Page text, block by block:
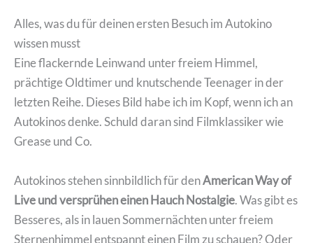
Alles, was du für deinen ersten Besuch im Autokino
wissen musst
Eine flackernde Leinwand unter freiem Himmel,
prächtige Oldtimer und knutschende Teenager in der
letzten Reihe. Dieses Bild habe ich im Kopf, wenn ich an
Autokinos denke. Schuld daran sind Filmklassiker wie
Grease und Co.
Autokinos stehen sinnbildlich für denAmerican Way of
Live und versprühen einen Hauch Nostalgie. Was gibt es
Besseres, als in lauen Sommernächten unter freiem
Sternenhimmel entspannt einen Film zu schauen? Oder